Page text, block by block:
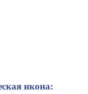
икона: